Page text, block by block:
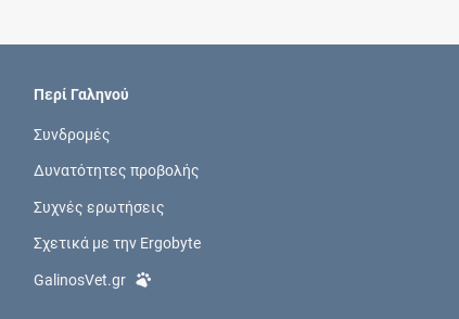
Περί Γαληνού
Συνδρομές
Δυνατότητες προβολής
Συχνές ερωτήσεις
Σχετικά με την Ergobyte
GalinosVet.gr